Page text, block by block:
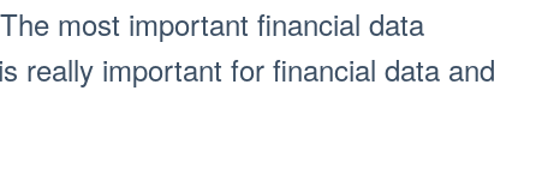
most important financial data
really important for financial data and